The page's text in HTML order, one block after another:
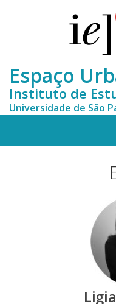
Espaço
Instituto de
Universidade de São
MONITORA-CLUSTERS
Publicações científicas